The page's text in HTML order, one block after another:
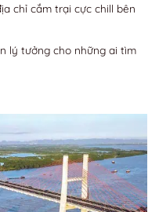
chỉ cắm trại cực chill bên
lý tưởng cho những ai tìm